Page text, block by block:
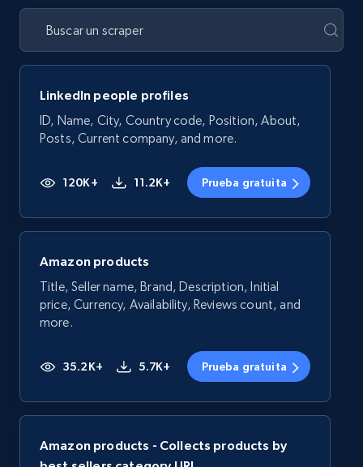
LinkedIn people profiles
ID, Name, City, Country code, Position, About,
Posts, Current company, and more.
120K+ 11.2K+ Prueba gratuita
Amazon products
Title, Seller name, Brand, Description, Initial
price, Currency, Availability, Reviews count, and
more.
35.2K+ 5.7K+ Prueba gratuita
Amazon products - Collects products by